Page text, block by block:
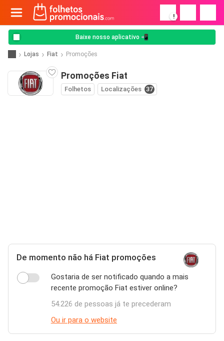
!
Baixe nosso aplicativo 📲
Lojas Fiat Promoções
Promoções Fiat
Folhetos Localizações 37
De momento não há Fiat promoções
Gostaria de ser notificado quando a mais
recente promoção Fiat estiver online?
54.226 de pessoas já te precederam
Ou ir para o website